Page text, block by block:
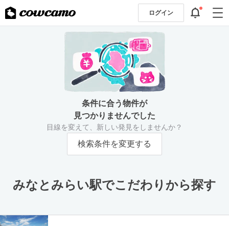
ログイン
条件に合う物件が
見つかりませんでした
目線を変えて、新しい発見をしませんか？
検索条件を変更する
みなとみらい駅でこだわりから探す